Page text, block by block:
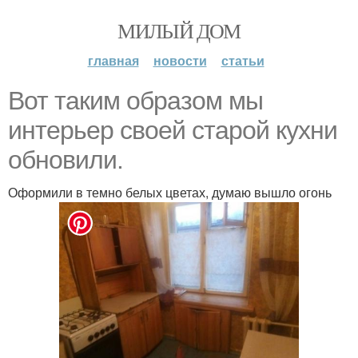
МИЛЫЙ ДОМ
главная новости статьи
Вот таким образом мы
интерьер своей старой кухни
обновили.
Оформили в темно белых цветах, думаю вышло огонь